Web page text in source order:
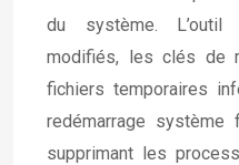
du système. L’outil
modifiés, les clés de
fichiers temporaires
redémarrage
supprimant les